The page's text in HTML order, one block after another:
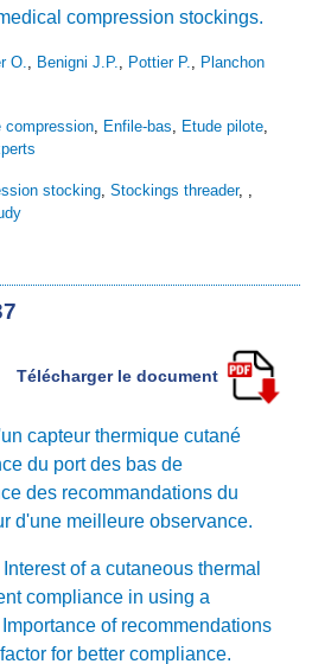
compression stockings.
O. Benigni J.P. Pottier P.
Planchon
compression Enfile-bas Etude pilote
stocking Stockings threader,
Télécharger le document
capteur thermique cutané
du port des bas de
des recommandations du
d'une meilleure observance.
of a cutaneous thermal
compliance in using a
of recommendations
for better compliance.